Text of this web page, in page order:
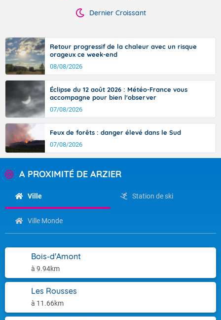
Dernier Croissant
Retour progressif de la chaleur avec un risque
orageux ce week-end
08/08/2026
Éclipse du 12 août 2026 : Météo-France vous
accompagne pour bien l'observer
07/08/2026
Feux de forêts : danger élevé dans le Sud
07/08/2026
A PROXIMITÉ DE ARZIER
Ville Station de ski
Ville Monde
Bois-d'Amont
à 9.94km
Les Rousses
à 11.66km